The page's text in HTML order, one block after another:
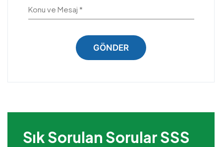
Konu ve Mesaj *
GÖNDER
Sık Sorulan Sorular SSS